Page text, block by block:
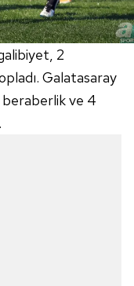
2
Galatasaray
beraberlik ve 4